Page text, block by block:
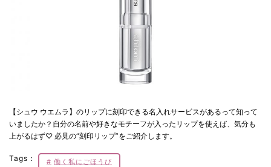
【シュウ ウエムラ】のリップに刻印できる名入れサービスがあるって知って
いましたか？自分の名前や好きなモチーフが入ったリップを使えば、気分も
上がるはず♡ 必見の“刻印リップ”をご紹介します。
Tags： 働く私にごほうび